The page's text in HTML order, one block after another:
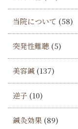
当院について (58)
突発性難聴 (5)
美容鍼 (137)
逆子 (10)
鍼灸効果 (89)